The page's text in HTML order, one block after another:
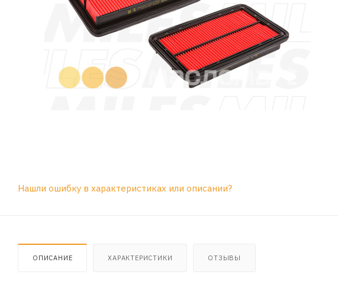
Нашли ошибку в характеристиках или описании?
ОПИСАНИЕ ХАРАКТЕРИСТИКИ ОТЗЫВЫ